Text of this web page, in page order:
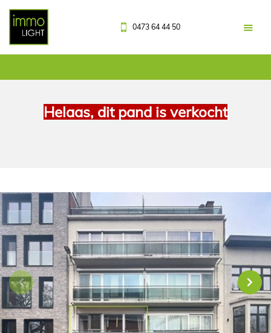
0473 64 44 50
Helaas, dit pand is verkocht